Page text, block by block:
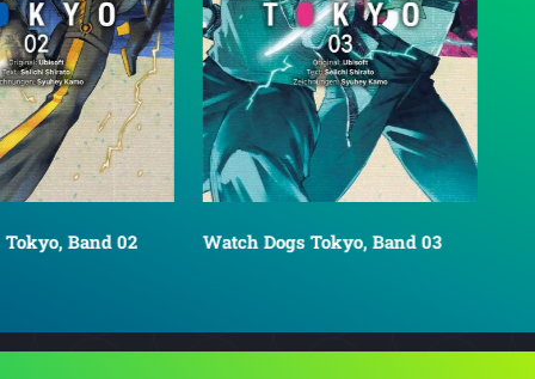
Band 02 Watch Dogs Tokyo, Band 03